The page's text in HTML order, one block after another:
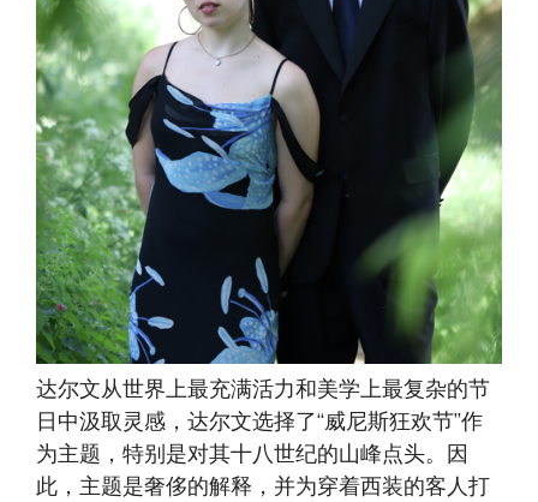
达尔文从世界上最充满活力和美学上最复杂的节
日中汲取灵感，达尔文选择了“威尼斯狂欢节”作
为主题，特别是对其十八世纪的山峰点头。因
此，主题是奢侈的解释，并为穿着西装的客人打